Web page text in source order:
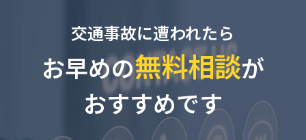
交通事故に遭われたら
お早めの無料相談が
おすすめです